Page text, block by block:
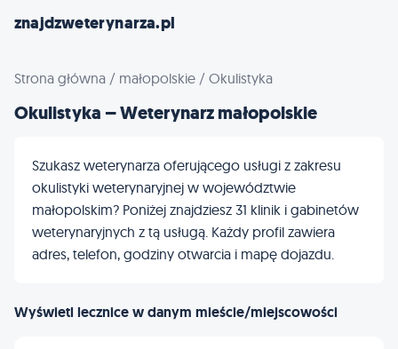
znajdzweterynarza.pl
Strona główna / małopolskie / Okulistyka
Okulistyka – Weterynarz małopolskie
Szukasz weterynarza oferującego usługi z zakresu
okulistyki weterynaryjnej w województwie
małopolskim? Poniżej znajdziesz 31 klinik i gabinetów
weterynaryjnych z tą usługą. Każdy profil zawiera
adres, telefon, godziny otwarcia i mapę dojazdu.
Wyświetl lecznice w danym mieście/miejscowości